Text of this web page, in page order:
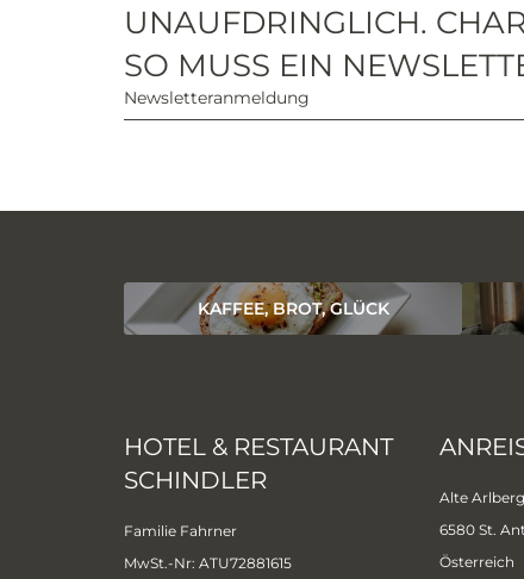
UNAUFDRINGLICH.
SO MUSS EIN
Newsletteranmeldung
KAFFEE, BROT, GLÜCK
HOTEL & RESTAURANT
SCHINDLER
Familie Fahrner
MwSt.-Nr: ATU72881615
Alte
6580 St.
Österreich